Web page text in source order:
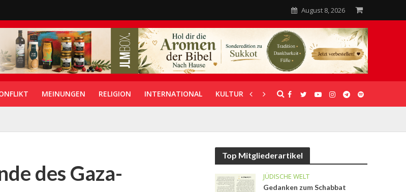
August 8, 2026
MEINUNGEN RELIGION INTERNATIONAL KULTUR UNTERSTÜTZUNG
des Gaza-
Top Mitgliederartikel
JÜDISCHE WELT
Gedanken zum Schabbat